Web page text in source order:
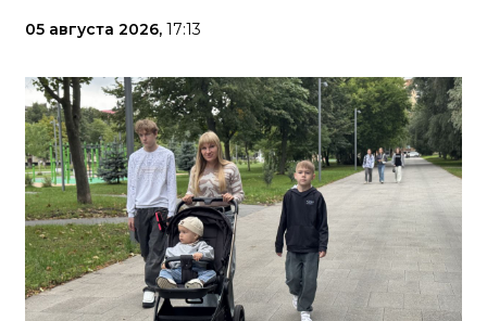
05 августа 2026, 17:13